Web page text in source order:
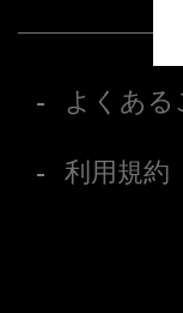
よくある
利用規約